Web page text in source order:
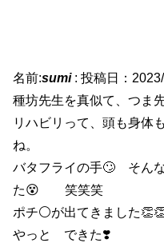
名前:sumi: 投稿日：
種坊先生を真似て、つま
リハビリって、頭も身体
ね。
バタフライの手🙄 そん
た😵 笑笑笑
ポチ⚪️が出てきました
やっと できた❣️